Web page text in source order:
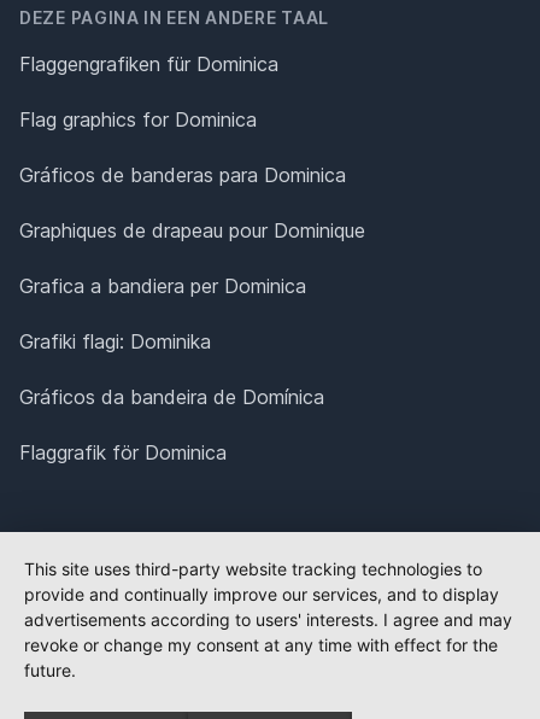
DEZE PAGINA IN EEN ANDERE TAAL
Flaggengrafiken für Dominica
Flag graphics for Dominica
Gráficos de banderas para Dominica
Graphiques de drapeau pour Dominique
Grafica a bandiera per Dominica
Grafiki flagi: Dominika
Gráficos da bandeira de Domínica
Flaggrafik för Dominica
This site uses third-party website tracking technologies to
provide and continually improve our services, and to display
advertisements according to users' interests. I agree and may
revoke or change my consent at any time with effect for the
future.